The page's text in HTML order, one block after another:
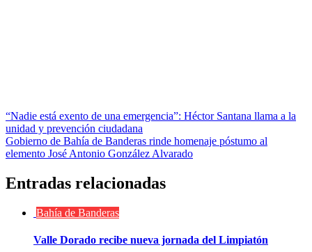
Navegación
de
entradas
“Nadie está exento de una emergencia”: Héctor Santana llama a la
unidad y prevención ciudadana
Gobierno de Bahía de Banderas rinde homenaje póstumo al
elemento José Antonio González Alvarado
Entradas relacionadas
Bahía de Banderas
Valle Dorado recibe nueva jornada del Limpiatón